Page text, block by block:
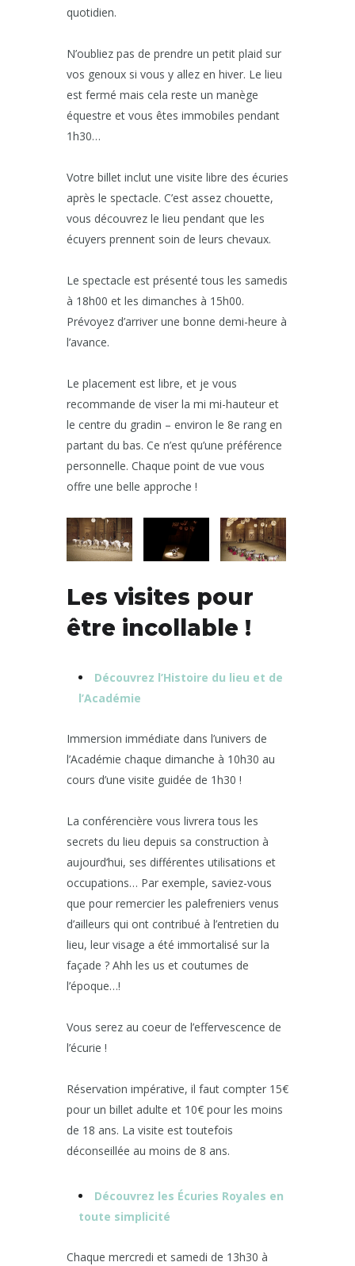
quotidien.
N’oubliez pas de prendre un petit plaid sur
vos genoux si vous y allez en hiver. Le lieu
est fermé mais cela reste un manège
équestre et vous êtes immobiles pendant
1h30…
Votre billet inclut une visite libre des écuries
après le spectacle. C’est assez chouette,
vous découvrez le lieu pendant que les
écuyers prennent soin de leurs chevaux.
Le spectacle est présenté tous les samedis
à 18h00 et les dimanches à 15h00.
Prévoyez d’arriver une bonne demi-heure à
l’avance.
Le placement est libre, et je vous
recommande de viser la mi mi-hauteur et
le centre du gradin – environ le 8e rang en
partant du bas. Ce n’est qu’une préférence
personnelle. Chaque point de vue vous
offre une belle approche !
Les visites pour
être incollable !
Découvrez l’Histoire du lieu et de
l’Académie
Immersion immédiate dans l’univers de
l’Académie chaque dimanche à 10h30 au
cours d’une visite guidée de 1h30 !
La conférencière vous livrera tous les
secrets du lieu depuis sa construction à
aujourd’hui, ses différentes utilisations et
occupations… Par exemple, saviez-vous
que pour remercier les palefreniers venus
d’ailleurs qui ont contribué à l’entretien du
lieu, leur visage a été immortalisé sur la
façade ? Ahh les us et coutumes de
l’époque…!
Vous serez au coeur de l’effervescence de
l’écurie !
Réservation impérative, il faut compter 15€
pour un billet adulte et 10€ pour les moins
de 18 ans. La visite est toutefois
déconseillée au moins de 8 ans.
Découvrez les Écuries Royales en
toute simplicité
Chaque mercredi et samedi de 13h30 à